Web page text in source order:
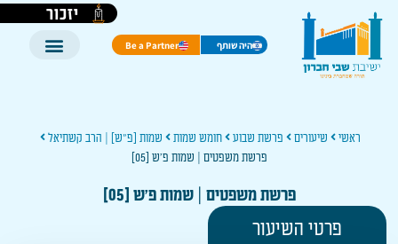
יזכור
היה שותף Be a Partner
ראשי שיעורים פרשת שבוע חומש שמות
שמות [פ"ש] | הרב קשתיאל
פרשת משפטים | שמות פ'ש [05]
פרשת משפטים | שמות פ'ש [05]
פרטי השיעור